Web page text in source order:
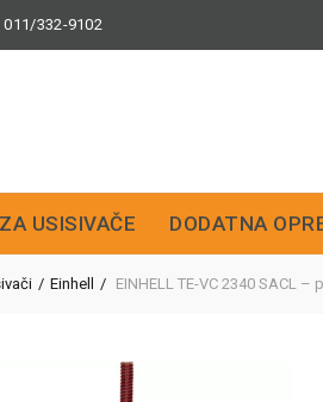
011/332-9102
USISIVAČE DODATNA
Einhell EINHELL TE-VC 2340 SACL